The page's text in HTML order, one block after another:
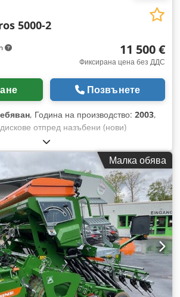
5000-2
11 500 €
Фиксирана цена без ДДС
Позвънете
, Година на производство: 2003,
отпред назъбени (нови)
Малка обява